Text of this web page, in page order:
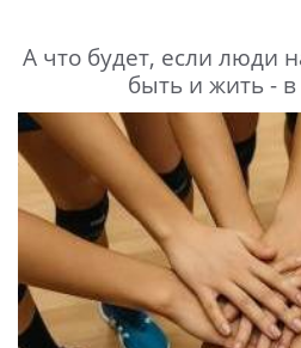
А что будет, если люди
быть и жить -